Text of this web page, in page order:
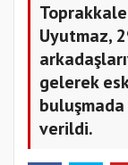
Uyutmaz,
gelerek
verildi.